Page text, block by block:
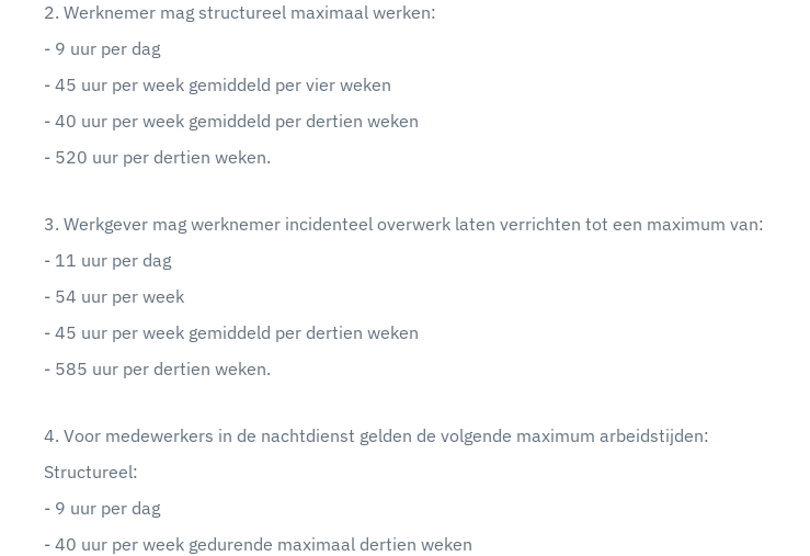
2. Werknemer mag structureel maximaal werken:
- 9 uur per dag
- 45 uur per week gemiddeld per vier weken
- 40 uur per week gemiddeld per dertien weken
- 520 uur per dertien weken.
3. Werkgever mag werknemer incidenteel overwerk laten verrichten tot een maximum van:
- 11 uur per dag
- 54 uur per week
- 45 uur per week gemiddeld per dertien weken
- 585 uur per dertien weken.
4. Voor medewerkers in de nachtdienst gelden de volgende maximum arbeidstijden:
Structureel:
- 9 uur per dag
- 40 uur per week gedurende maximaal dertien weken